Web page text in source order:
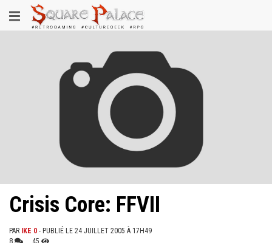
au
contenu
Toggle
navigation
Crisis Core: FFVII
PAR IKE 0 - PUBLIÉ LE 24 JUILLET 2005 À 17H49
8
45